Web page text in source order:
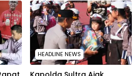
HEADLINE NEWS